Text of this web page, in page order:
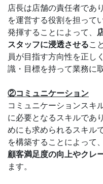
店長は店舗の責任者であ
を運営する役割を担って
発揮することによって、
スタッフに浸透させるこ
員が目指す方向性を正し
識・目標を持って業務に
②コミュニケーション
コミュニケーションスキ
に必要となるスキルであ
めにも求められるスキル
を構築することによって、
顧客満足度の向上やクレ
ます。